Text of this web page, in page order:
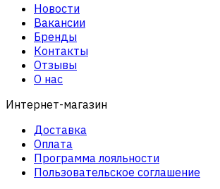
Новости
Вакансии
Бренды
Контакты
Отзывы
О нас
Интернет-магазин
Доставка
Оплата
Программа лояльности
Пользовательское соглашение